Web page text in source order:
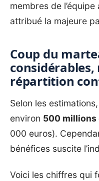
membres de
attribué la majeure
Coup du
considérables,
répartition
Selon les estimations,
environ 500 millions
000 euros).
bénéfices suscite
Voici les chiffres qui